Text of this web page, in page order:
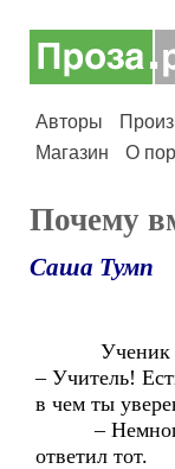
Авторы
Магазин
О
Почему
Саша Тумп
Ученик
– Учитель!
в чем ты
– Немного.
ответил тот.